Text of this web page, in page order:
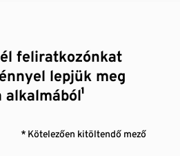
feliratkozónkat
lepjük meg
* Kötelezően kitöltendő mező